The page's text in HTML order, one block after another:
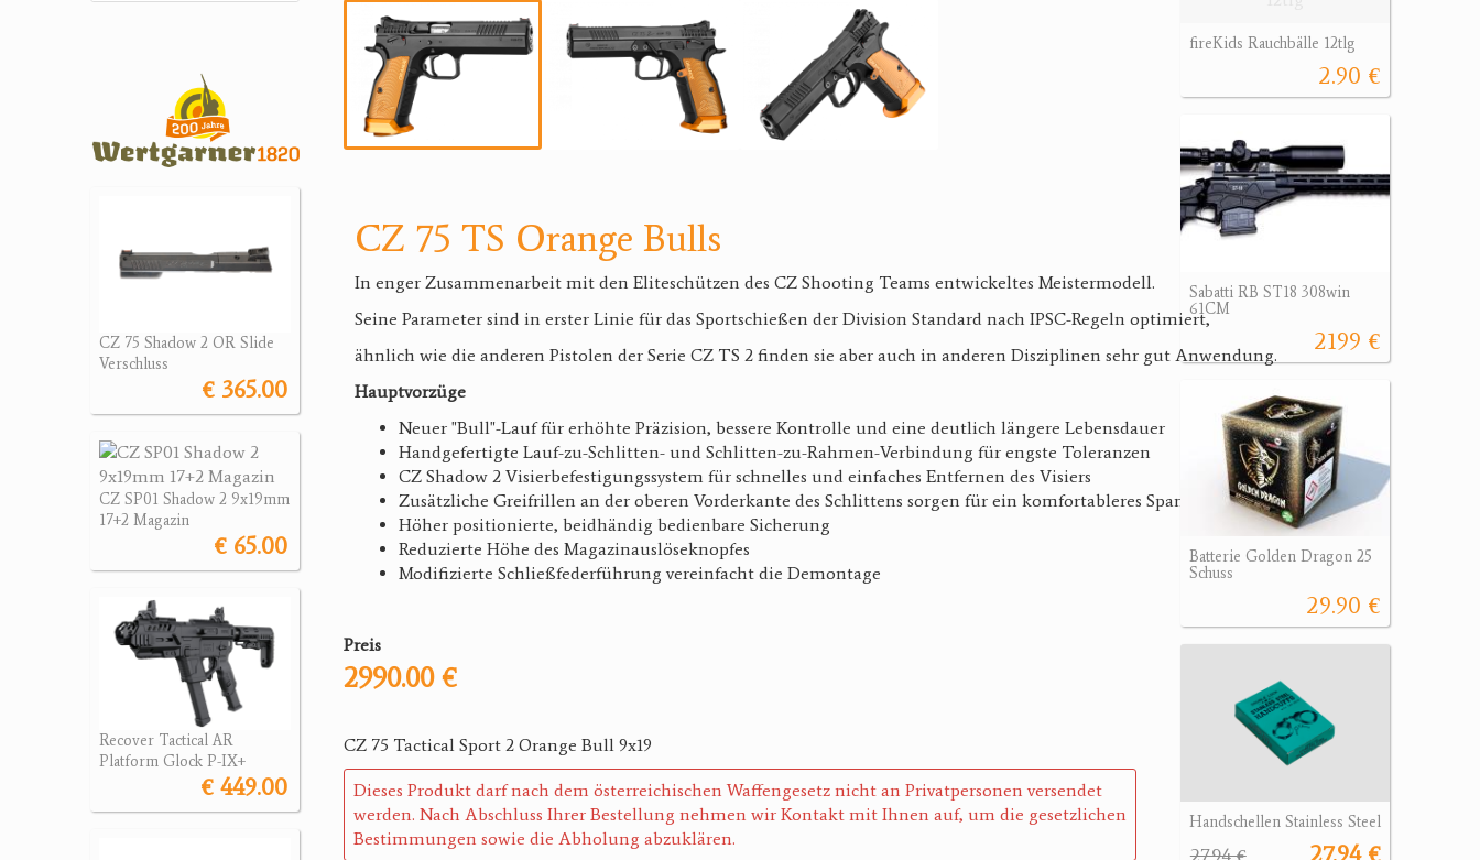
CZ 75 Shadow 2 OR Slide
Verschluss
€ 365.00
CZ SP01 Shadow 2 9x19mm
17+2 Magazin
€ 65.00
Recover Tactical AR
Platform Glock P-IX+
€ 449.00
CZ 75 TS Orange Bulls
In enger Zusammenarbeit mit den Eliteschützen des CZ Shooting Teams entwickeltes Meistermodell.
Seine Parameter sind in erster Linie für das Sportschießen der Division Standard nach IPSC-Regeln optimiert,
ähnlich wie die anderen Pistolen der Serie CZ TS 2 finden sie aber auch in anderen Disziplinen sehr gut Anwendung.
Hauptvorzüge
Neuer "Bull"-Lauf für erhöhte Präzision, bessere Kontrolle und eine deutlich längere Lebensdauer
Handgefertigte Lauf-zu-Schlitten- und Schlitten-zu-Rahmen-Verbindung für engste Toleranzen
CZ Shadow 2 Visierbefestigungssystem für schnelles und einfaches Entfernen des Visiers
Zusätzliche Greifrillen an der oberen Vorderkante des Schlittens sorgen für ein komfortableres Spannen
Höher positionierte, beidhändig bedienbare Sicherung
Reduzierte Höhe des Magazinauslöseknopfes
Modifizierte Schließfederführung vereinfacht die Demontage
Preis
2990.00 €
CZ 75 Tactical Sport 2 Orange Bull 9x19
Dieses Produkt darf nach dem österreichischen Waffengesetz nicht an Privatpersonen versendet
werden. Nach Abschluss Ihrer Bestellung nehmen wir Kontakt mit Ihnen auf, um die gesetzlichen
Bestimmungen sowie die Abholung abzuklären.
fireKids Rauchbälle 12tlg
2.90 €
Sabatti RB ST18 308win
61CM
2199 €
Batterie Golden Dragon 25
Schuss
29.90 €
Handschellen Stainless Steel
27.94 €